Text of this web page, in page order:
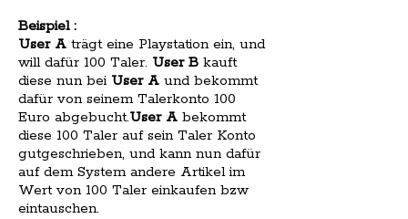
Beispiel :
User A trägt eine Playstation ein, und
will dafür 100 Taler. User B kauft
diese nun bei User A und bekommt
dafür von seinem Talerkonto 100
Euro abgebucht.User A bekommt
diese 100 Taler auf sein Taler Konto
gutgeschrieben, und kann nun dafür
auf dem System andere Artikel im
Wert von 100 Taler einkaufen bzw
eintauschen.